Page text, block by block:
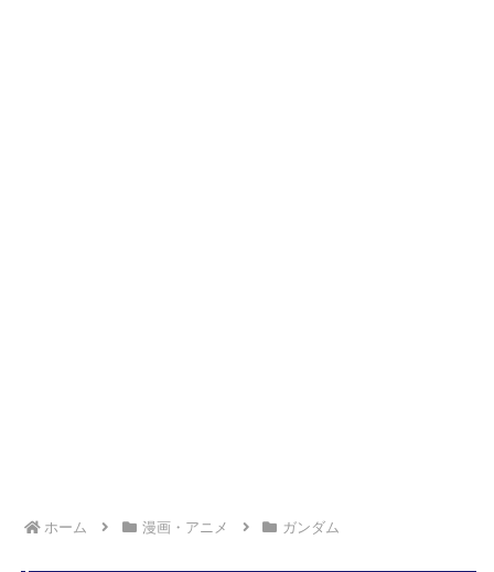
ホーム 漫画・アニメ ガンダム